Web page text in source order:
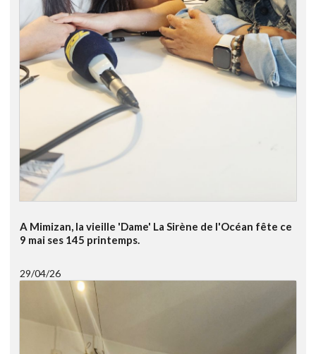
A Mimizan, la vieille 'Dame' La Sirène de l'Océan fête ce
9 mai ses 145 printemps.
29/04/26